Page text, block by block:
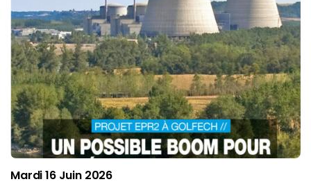
Mardi 16 Juin 2026